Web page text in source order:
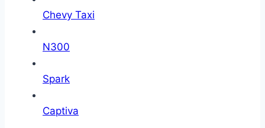
Chevy Taxi
N300
Spark
Captiva